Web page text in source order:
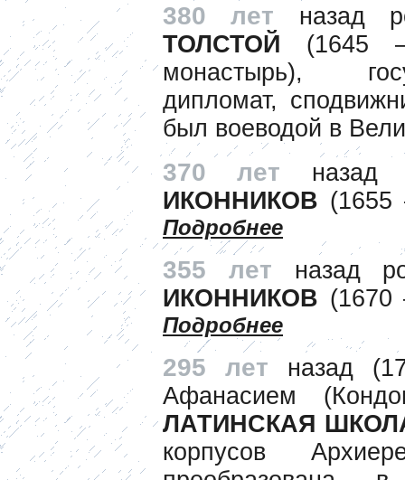
380 лет назад
ТОЛСТОЙ (1645 –
монастырь),
дипломат,
был воеводой в
370 лет назад
ИКОННИКОВ (1655
Подробнее
355 лет назад
ИКОННИКОВ (1670
Подробнее
295 лет назад
Афанасием
ЛАТИНСКАЯ
корпусов